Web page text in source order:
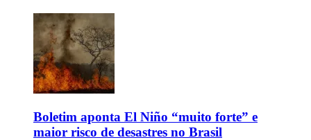
Boletim aponta El Niño “muito forte” e
maior risco de desastres no Brasil